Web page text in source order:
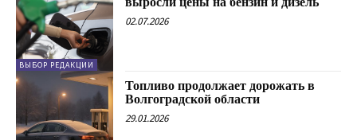
ВЫБОР РЕДАКЦИИ
02.07.2026
Топливо продолжает дорожать в
Волгоградской области
29.01.2026